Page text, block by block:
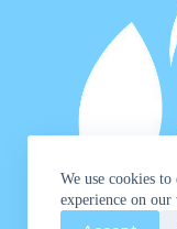
We use cookies
experience on our